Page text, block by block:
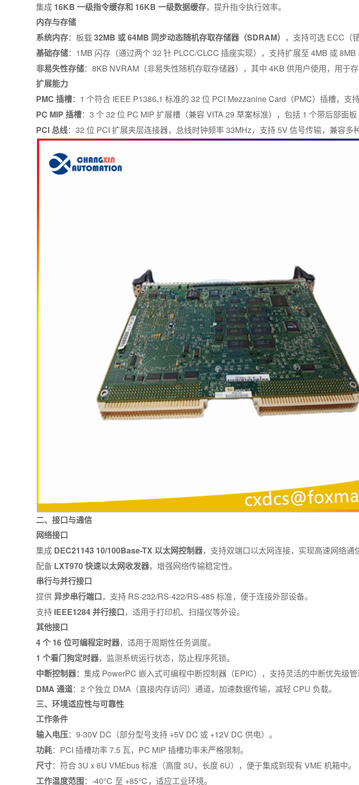
集成 16KB 一级指令缓存和 16KB 一级数据缓存，提升指令执行效率。
内存与存储
系统内存：板载32MB 或 64MB 同步动态随机存取存储器（SDRAM） ，支持可选 ECC（
基础存储：1MB 闪存（通过两个 32 针 PLCC/CLCC 插座实现），支持扩展至 4MB 或 8MB
非易失性存储：8KB NVRAM（非易失性随机存取存储器），其中 4KB 供用户使用，用于存
扩展能力
PMC 插槽：1 个符合 IEEE P1386.1 标准的 32 位 PCI Mezzanine Card（PMC）插槽，支
PC MIP 插槽：3 个 32 位 PC MIP 扩展槽（兼容 VITA 29 草案标准），包括 1 个带后部面
PCI 总线：32 位 PCI 扩展夹层连接器，总线时钟频率 33MHz，支持 5V 信号传输，兼容多
二、接口与通信
网络接口
集成 DEC21143 10/100Base-TX 以太网控制器，支持双端口以太网连接，实现高速网络通
配备 LXT970 快速以太网收发器，增强网络传输稳定性。
串行与并行接口
提供异步串行端口，支持 RS-232/RS-422/RS-485 标准，便于连接外部设备。
支持 IEEE1284 并行接口，适用于打印机、扫描仪等外设。
其他接口
4 个 16 位可编程定时器，适用于周期性任务调度。
1 个看门狗定时器，监测系统运行状态，防止程序死锁。
中断控制器：集成 PowerPC 嵌入式可编程中断控制器（EPIC），支持灵活的中断优先级管
DMA 通道：2 个独立 DMA（直接内存访问）通道，加速数据传输，减轻 CPU 负载。
三、环境适应性与可靠性
工作条件
输入电压：9-30V DC（部分型号支持 +5V DC 或 +12V DC 供电）。
功耗：PCI 插槽功率 7.5 瓦，PC MIP 插槽功率未严格限制。
尺寸：符合 3U x 6U VMEbus 标准（高度 3U，长度 6U），便于集成到现有 VME 机箱中。
工作温度范围：-40℃ 至 +85℃，适应工业环境。